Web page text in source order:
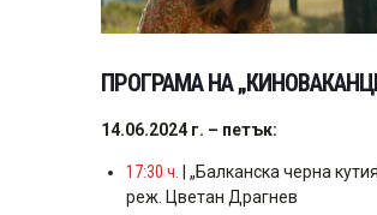
ПРОГРАМА НА
14.06.2024 г. – петък:
17:30 ч. | „Балканска черна
реж. Цветан Драгнев